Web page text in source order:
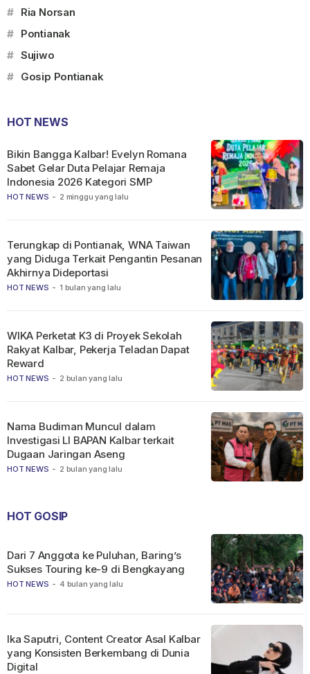
# Ria Norsan
# Pontianak
# Sujiwo
# Gosip Pontianak
HOT NEWS
HOT NEWS - 2 minggu yang lalu
Bikin Bangga Kalbar! Evelyn Romana
Sabet Gelar Duta Pelajar Remaja
Indonesia 2026 Kategori SMP
HOT NEWS - 1 bulan yang lalu
Terungkap di Pontianak, WNA Taiwan
yang Diduga Terkait Pengantin Pesanan
Akhirnya Dideportasi
HOT NEWS - 2 bulan yang lalu
WIKA Perketat K3 di Proyek Sekolah
Rakyat Kalbar, Pekerja Teladan Dapat
Reward
HOT NEWS - 2 bulan yang lalu
Nama Budiman Muncul dalam
Investigasi LI BAPAN Kalbar terkait
Dugaan Jaringan Aseng
HOT GOSIP
HOT NEWS - 4 bulan yang lalu
Dari 7 Anggota ke Puluhan, Baring’s
Sukses Touring ke-9 di Bengkayang
Ika Saputri, Content Creator Asal Kalbar
yang Konsisten Berkembang di Dunia
Digital